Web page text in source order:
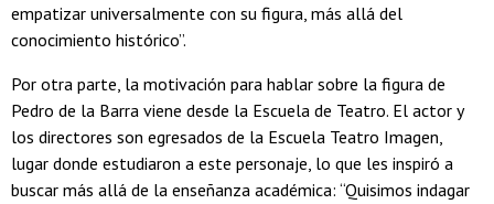
empatizar universalmente con su figura, más allá del
conocimiento histórico”.
Por otra parte, la motivación para hablar sobre la figura de
Pedro de la Barra viene desde la Escuela de Teatro. El actor y
los directores son egresados de la Escuela Teatro Imagen,
lugar donde estudiaron a este personaje, lo que les inspiró a
buscar más allá de la enseñanza académica: “Quisimos indagar